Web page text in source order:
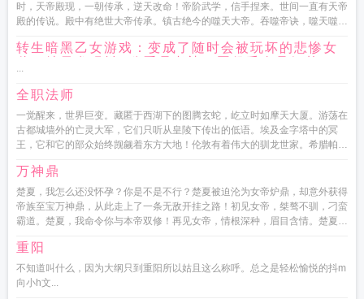
时，天帝殿现，一朝传承，逆天改命！帝阶武学，信手捏来。世间一直有天帝
殿的传说。殿中有绝世大帝传承。镇古绝今的噬天大帝。吞噬帝诀，噬天噬地
转生暗黑乙女游戏：变成了随时会被玩坏的悲惨女
...
全职法师
一觉醒来，世界巨变。藏匿于西湖下的图腾玄蛇，屹立时如摩天大厦。游荡在
古都城墙外的亡灵大军，它们只听从皇陵下传出的低语。埃及金字塔中的冥
王，它和它的部众始终觊觎着东方大地！伦敦有着伟大的驯龙世家。希腊帕特
万神鼎
楚夏，我怎么还没怀孕？你是不是不行？楚夏被迫沦为女帝炉鼎，却意外获得
帝族至宝万神鼎，从此走上了一条无敌开挂之路！初见女帝，桀骜不驯，刁蛮
霸道。楚夏，我命令你与本帝双修！再见女帝，情根深种，眉目含情。楚夏你
重阳
不知道叫什么，因为大纲只到重阳所以姑且这么称呼。总之是轻松愉悦的抖m
向小h文...